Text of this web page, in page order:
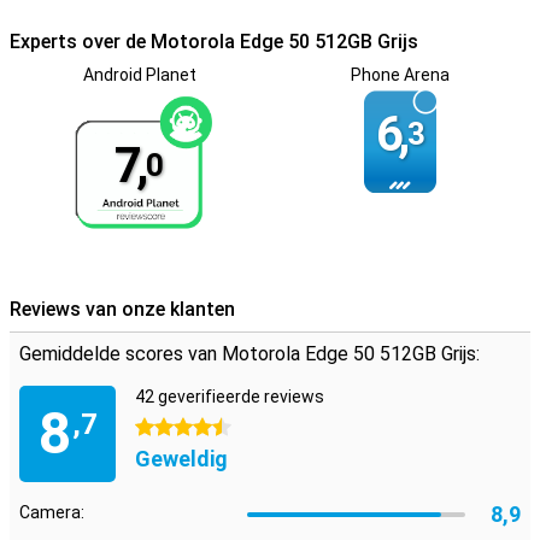
tussen netwerken, waar je ook bent.
Optimale beveiliging
Je gegevens zijn veilig met de Motorola Edge 50 dankzij de
ingebouwde vingerafdrukscanner en gezichtsherkenning.
Bovendien zorgen ThinkShield for Mobile en Moto Secure ervoor
dat je telefoon optimaal beschermd is tegen digitale bedreigingen.
Zo kun je met een gerust hart gebruik maken van je smartphone.
Experts over de Motorola Edge 50 512GB Grijs
Android Planet
7,0
Phone Arena
6,3
Reviews van onze klanten
Gemiddelde scores van Motorola Edge 50 512GB Grijs:
8,7
42 geverifieerde reviews
4.5 sterren
Geweldig
Camera: 8,9